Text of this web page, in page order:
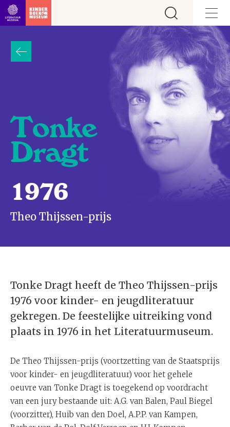
Ga direct naar inhoud
Tonke
Dragt
1976
Theo Thijssen-prijs
Tonke Dragt heeft de Theo Thijssen-prijs
1976 voor kinder- en jeugdliteratuur
gekregen. De feestelijke uitreiking vond
plaats in 1976 in het Literatuurmuseum.
De Theo Thijssen-prijs (voortzetting van de Staatsprijs
voor kinder- en jeugdliteratuur) voor het gehele
oeuvre van Tonke Dragt is toegekend op voordracht
van een jury bestaande uit: A.G. van Balen, Paul Biegel
(voorzitter), Huib van den Doel, A.P.P. van Kampen,